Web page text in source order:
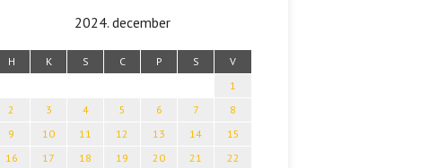
2024. december
H K S C P S V
1
2
3 4 5 6 7
8
9
10 11 12 13 14
15
16
17 18 19 20 21
22